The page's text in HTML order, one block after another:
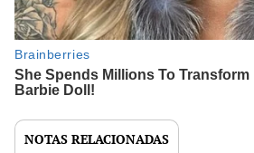
NOTAS RELACIONADAS